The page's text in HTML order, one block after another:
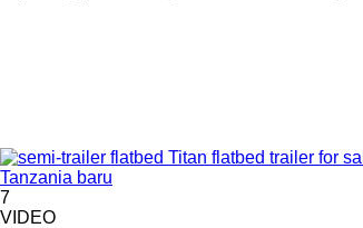
Tanzania baru
7
VIDEO